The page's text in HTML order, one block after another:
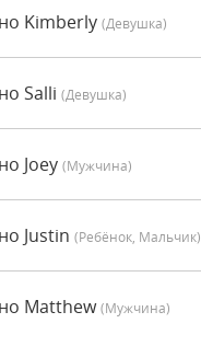
Kimberly (девушка)
Salli (девушка)
Joey (мужчина)
Justin (Ребёнок, Мальчик)
Matthew(мужчина)